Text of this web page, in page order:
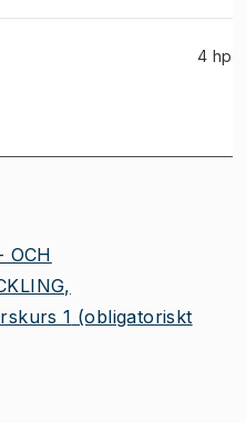
4 hp
OCH
1 (obligatoriskt